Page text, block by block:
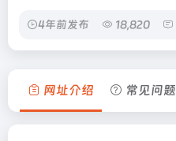
4年前发布 18,820
网址介绍 常见问题